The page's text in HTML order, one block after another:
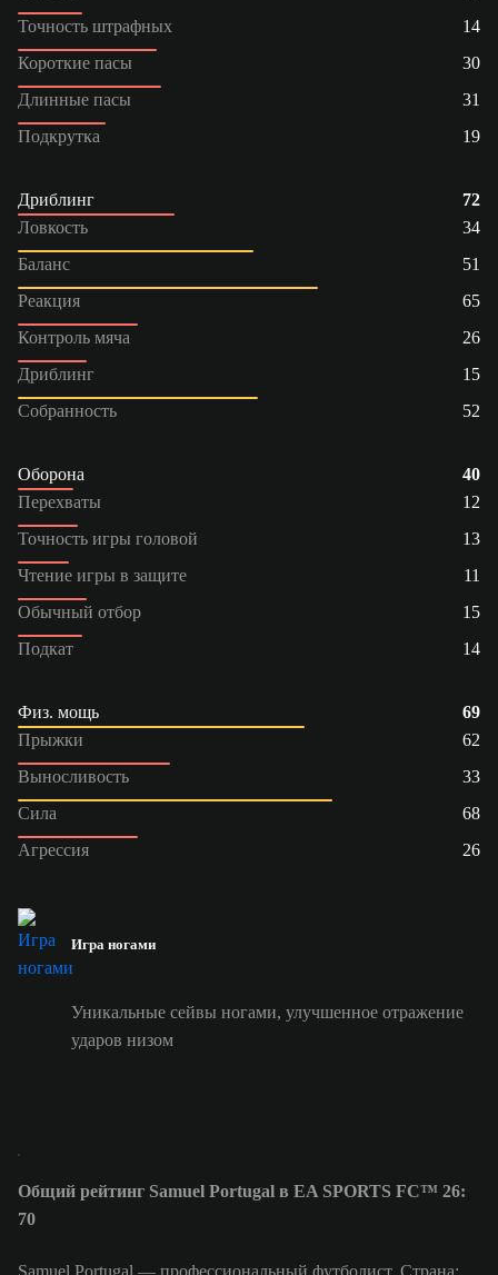
Точность штрафных
14
Короткие пасы
30
Длинные пасы
31
Подкрутка
19
Дриблинг
72
Ловкость
34
Баланс
51
Реакция
65
Контроль мяча
26
Дриблинг
15
Собранность
52
Оборона
40
Перехваты
12
Точность игры головой
13
Чтение игры в защите
11
Обычный отбор
15
Подкат
14
Физ. мощь
69
Прыжки
62
Выносливость
33
Сила
68
Агрессия
26
Игра ногами
Уникальные сейвы ногами, улучшенное отражение
ударов низом
Общий рейтинг Samuel Portugal в EA SPORTS FC™ 26:
70
Samuel Portugal — профессиональный футболист. Страна: